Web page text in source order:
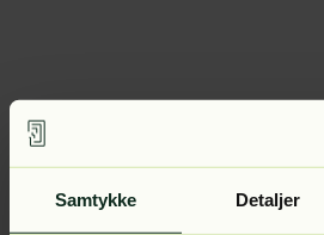
Samtykke Detaljer